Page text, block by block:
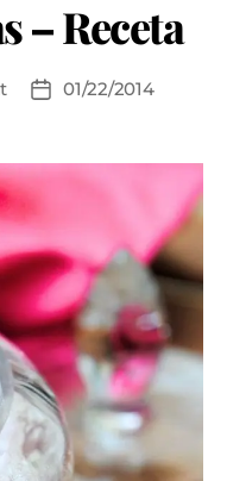
– Receta
01/22/2014